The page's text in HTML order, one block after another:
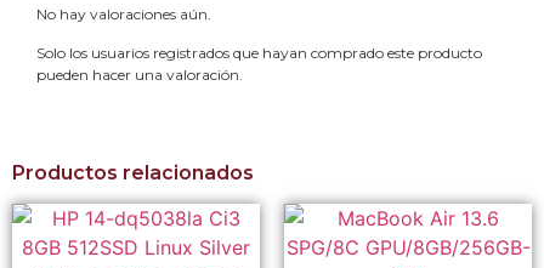
No hay valoraciones aún.
Solo los usuarios registrados que hayan comprado este producto
pueden hacer una valoración.
Productos relacionados